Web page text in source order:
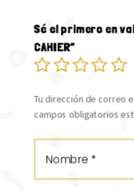
Sé el primero en
CAHIER”
Tu dirección de correo
campos obligatorios